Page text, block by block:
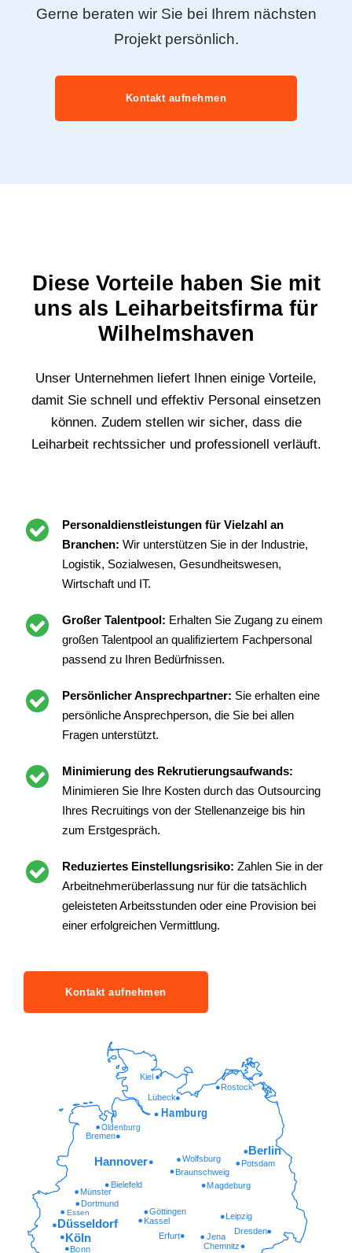
Gerne beraten wir Sie bei Ihrem nächsten
Projekt persönlich.
Kontakt aufnehmen
Diese Vorteile haben Sie mit
uns als Leiharbeitsfirma für
Wilhelmshaven
Unser Unternehmen liefert Ihnen einige Vorteile,
damit Sie schnell und effektiv Personal einsetzen
können. Zudem stellen wir sicher, dass die
Leiharbeit rechtssicher und professionell verläuft.
Personaldienstleistungen für Vielzahl an
Branchen: Wir unterstützen Sie in der Industrie,
Logistik, Sozialwesen, Gesundheitswesen,
Wirtschaft und IT.
Großer Talentpool: Erhalten Sie Zugang zu einem
großen Talentpool an qualifiziertem Fachpersonal
passend zu Ihren Bedürfnissen.
Persönlicher Ansprechpartner: Sie erhalten eine
persönliche Ansprechperson, die Sie bei allen
Fragen unterstützt.
Minimierung des Rekrutierungsaufwands:
Minimieren Sie Ihre Kosten durch das Outsourcing
Ihres Recruitings von der Stellenanzeige bis hin
zum Erstgespräch.
Reduziertes Einstellungsrisiko: Zahlen Sie in der
Arbeitnehmerüberlassung nur für die tatsächlich
geleisteten Arbeitsstunden oder eine Provision bei
einer erfolgreichen Vermittlung.
Kontakt aufnehmen
Chemnitz
Bonn
Erfurt Jena
Dresden
Kassel
Göttingen
Essen
Dortmund
Münster
Magdeburg
Bielefeld
Braunschweig
Potsdam
Wolfsburg
Oldenburg
Lübeck
Rostock
Kiel
Köln
Düsseldorf
Leipzig
Hannover
Berlin
Bremen
Hamburg